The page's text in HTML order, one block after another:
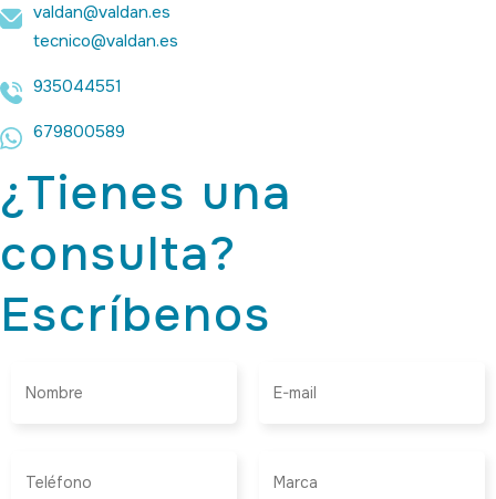
valdan@valdan.es
tecnico@valdan.es
935044551
679800589
¿Tienes una
consulta?
Escríbenos